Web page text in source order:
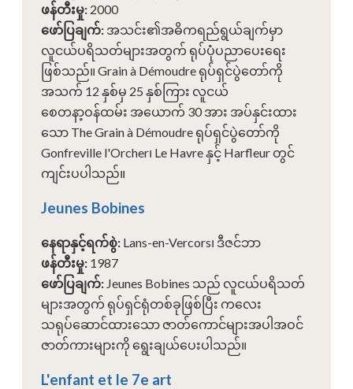
ဖန်တီးမှု: 2000
ဖော်ပြချက်: အသင်း၏အဓိကရည်ရွယ်ချက်မှာ
လူငယ်ပရိသတ်များအတွက် ရုပ်ပုံပညာပေးရေး
ဖြစ်သည်။ Grain à Démoudre ရုပ်ရှင်ပွဲတော်ကို
အသက် 12 နှစ်မှ 25 နှစ်ကြား လူငယ်
စေတနာ့ဝန်ထမ်း အယောက် 30 အား အပ်နှင်းထား
သော The Grain à Démoudre ရုပ်ရှင်ပွဲတော်ကို
Gonfreville l'Orcher၊ Le Havre နှင့် Harfleur တွင်
ကျင်းပပါသည်။
Jeunes Bobines
နေရာနှင့်ရက်စွဲ: Lans-en-Vercors၊ ဒီဇင်ဘာ
ဖန်တီးမှု: 1987
ဖော်ပြချက်: Jeunes Bobines သည် လူငယ်ပရိသတ်
များအတွက် ရုပ်ရှင်ရုံတစ်ခုဖြစ်ပြီး ကလေး
သရုပ်ဆောင်ထားသော ဇာတ်ကောင်များအပါအဝင်
ဇာတ်ကားများကို ရွေးချယ်ပေးပါသည်။
L'enfant et le 7e art